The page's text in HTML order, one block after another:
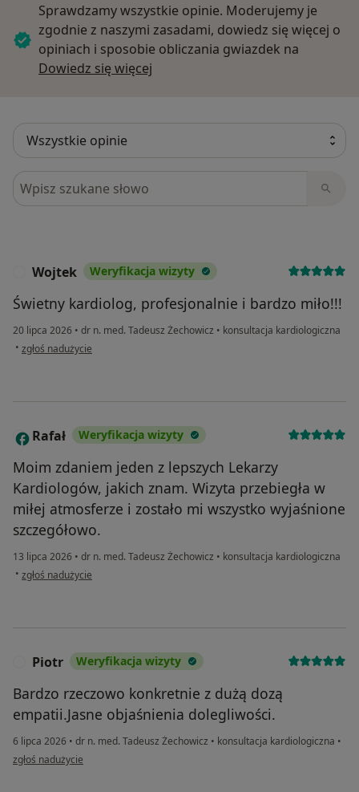
Sprawdzamy wszystkie opinie. Moderujemy je
zgodnie z naszymi zasadami, dowiedz się więcej o
opiniach i sposobie obliczania gwiazdek na
Dowiedz się więcej
Szukaj w opiniach
Wojtek Weryfikacja wizyty
Świetny kardiolog, profesjonalnie i bardzo miło!!!
20 lipca 2026 • dr n. med. Tadeusz Żechowicz • konsultacja kardiologiczna
• w opinii użytkownika Wojtek
zgłoś nadużycie
R Rafał Weryfikacja wizyty
Moim zdaniem jeden z lepszych Lekarzy
Kardiologów, jakich znam. Wizyta przebiegła w
miłej atmosferze i zostało mi wszystko wyjaśnione
szczegółowo.
13 lipca 2026 • dr n. med. Tadeusz Żechowicz • konsultacja kardiologiczna
• w opinii użytkownika Rafał
zgłoś nadużycie
Piotr Weryfikacja wizyty
Bardzo rzeczowo konkretnie z dużą dozą
empatii.Jasne objaśnienia dolegliwości.
6 lipca 2026 • dr n. med. Tadeusz Żechowicz • konsultacja kardiologiczna •
w opinii użytkownika Piotr
zgłoś nadużycie